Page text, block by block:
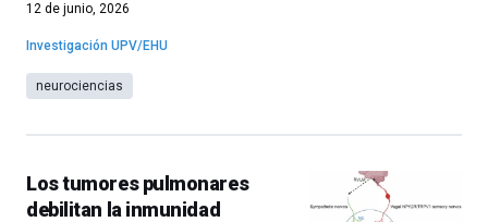
12 de junio, 2026
Investigación UPV/EHU
neurociencias
Los tumores pulmonares
debilitan la inmunidad